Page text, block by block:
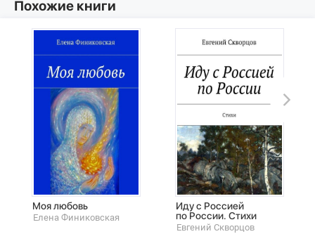
Похожие книги
Моя любовь
Елена Финиковская
Иду с Россией
по России. Стихи
Евгений Скворцов